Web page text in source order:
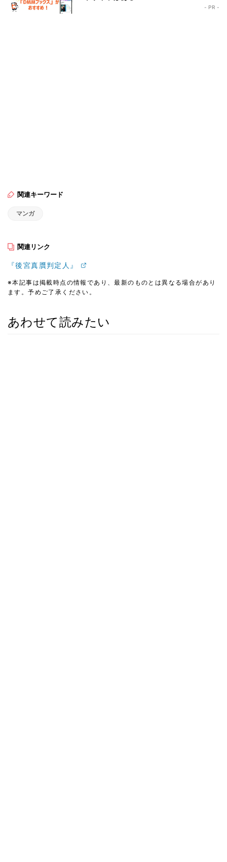
- PR -
関連キーワード
マンガ
関連リンク
『後宮真贋判定人』
※本記事は掲載時点の情報であり、最新のものとは異なる場合があり
ます。予めご了承ください。
あわせて読みたい